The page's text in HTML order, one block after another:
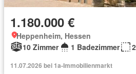
1.180.000 €
Heppenheim, Hessen
10 Zimmer
1 Badezimmer
11.07.2026 bei 1a-Immobilienmarkt